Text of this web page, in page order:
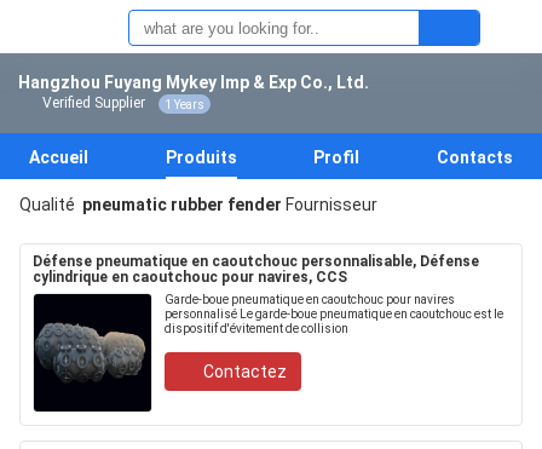
Hangzhou Fuyang Mykey Imp & Exp Co., Ltd.
Verified Supplier 1 Years
Accueil Produits Profil Contacts
Qualité pneumatic rubber fender Fournisseur
Défense pneumatique en caoutchouc personnalisable, Défense
cylindrique en caoutchouc pour navires, CCS
Garde-boue pneumatique en caoutchouc pour navires
personnalisé Le garde-boue pneumatique en caoutchouc est le
dispositif d'évitement de collision
Contactez